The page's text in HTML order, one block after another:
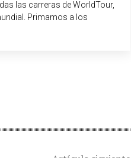
las carreras de WorldTour,
Primamos a los